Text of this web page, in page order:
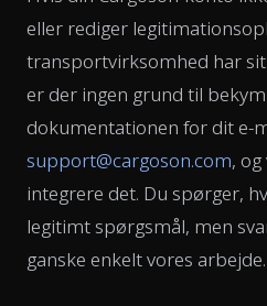
eller rediger
transportvirksomhed har
er der ingen grund til
dokumentationen for dit e-
support@cargoson.com,
integrere det. Du spørger,
legitimt spørgsmål, men
ganske enkelt vores arbejde.